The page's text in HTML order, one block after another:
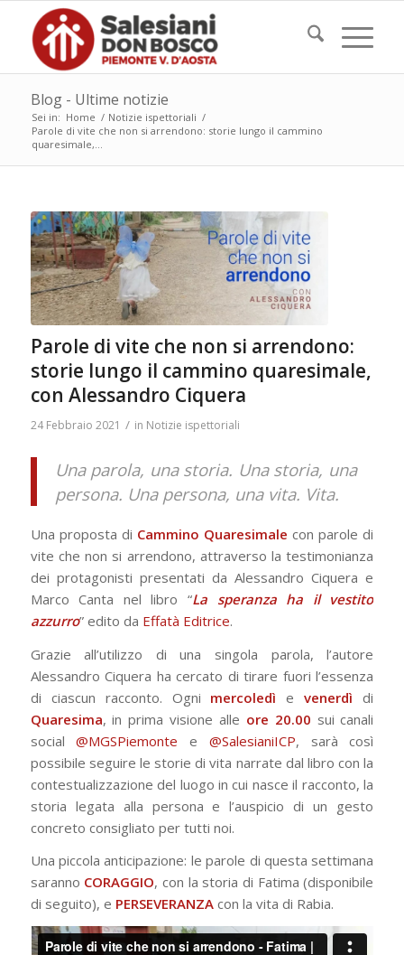
Blog - Ultime notizie
Sei in: Home / Notizie ispettoriali /
Parole di vite che non si arrendono: storie lungo il cammino
quaresimale,...
Parole di vite che non si arrendono:
storie lungo il cammino quaresimale,
con Alessandro Ciquera
24 Febbraio 2021 / in Notizie ispettoriali
Una parola, una storia. Una storia, una
persona. Una persona, una vita. Vita.
Una proposta di Cammino Quaresimale con parole di
vite che non si arrendono, attraverso la testimonianza
dei protagonisti presentati da Alessandro Ciquera e
Marco Canta nel libro “La speranza ha il vestito
azzurro” edito da Effatà Editrice.
Grazie all’utilizzo di una singola parola, l’autore
Alessandro Ciquera ha cercato di tirare fuori l’essenza
di ciascun racconto. Ogni mercoledì evenerdì di
Quaresima, in prima visione alle ore 20.00 sui canali
social@MGSPiemonte e @SalesianiICP, sarà così
possibile seguire le storie di vita narrate dal libro con la
contestualizzazione del luogo in cui nasce il racconto, la
storia legata alla persona e l’auspicio di un gesto
concreto consigliato per tutti noi.
Una piccola anticipazione: le parole di questa settimana
saranno CORAGGIO, con la storia di Fatima (disponibile
di seguito), e PERSEVERANZAcon la vita di Rabia.